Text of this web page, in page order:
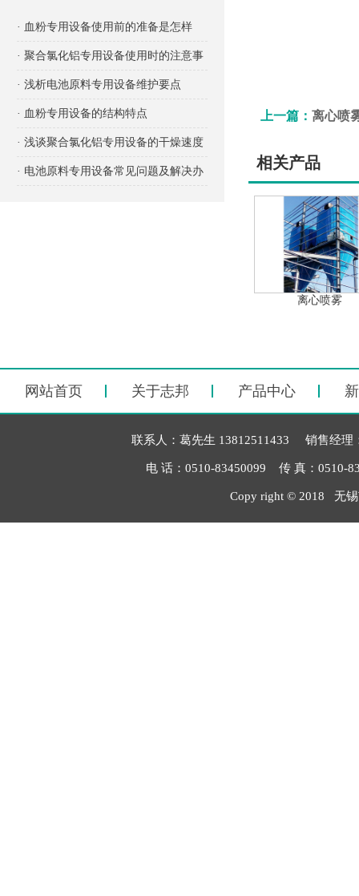
· 血粉专用设备使用前的准备是怎样
的？
· 聚合氯化铝专用设备使用时的注意事
项有哪些？
· 浅析电池原料专用设备维护要点
· 血粉专用设备的结构特点
· 浅谈聚合氯化铝专用设备的干燥速度
· 电池原料专用设备常见问题及解决办
上一篇： 离心喷
相关产品
离心喷雾
网站首页 关于志邦 产品中心
联系人：葛先生 13812511433 销售经理
电 话：0510-83450099 传 真：0510-
Copy right © 2018 无